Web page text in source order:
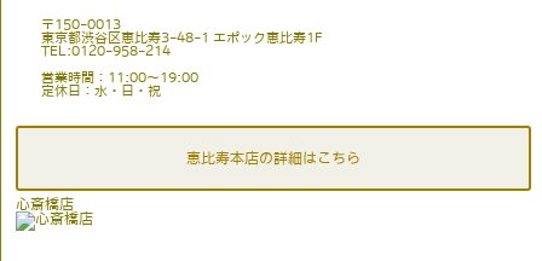
〒150-0013
東京都渋谷区恵比寿3-48-1 エポック恵比寿1F
TEL:0120-958-214
営業時間：11:00〜19:00
定休日：水・日・祝
恵比寿本店の詳細はこちら
心斎橋店